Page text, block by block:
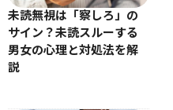
未読無視は「察しろ」の
サイン？未読スルーする
男女の心理と対処法を解
説